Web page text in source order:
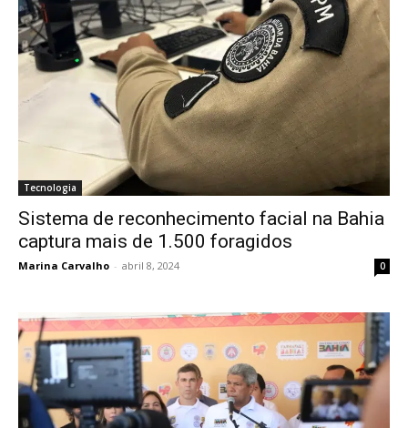
Tecnologia
Sistema de reconhecimento facial na Bahia
captura mais de 1.500 foragidos
Marina Carvalho - abril 8, 2024 0